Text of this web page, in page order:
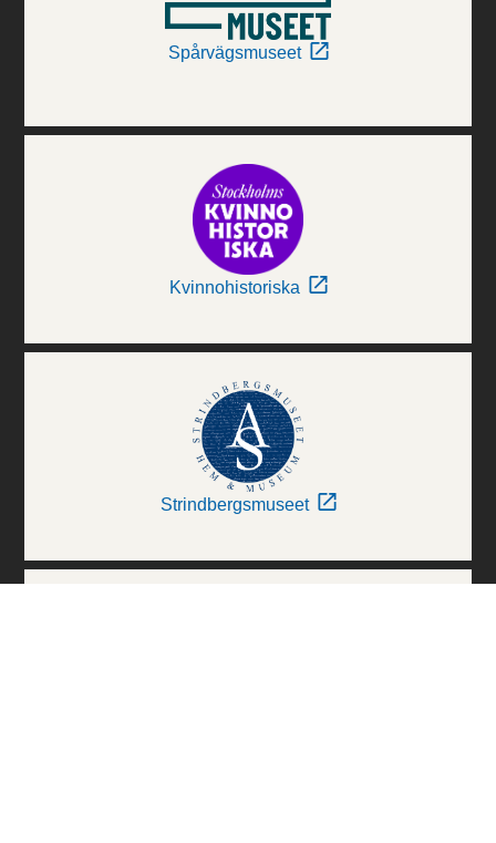
Spårvägsmuseet
Kvinnohistoriska
Strindbergsmuseet